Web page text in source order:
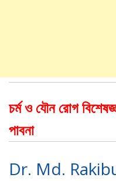
চর্ম ও যৌন রোগ
পাবনা
Dr. Md.